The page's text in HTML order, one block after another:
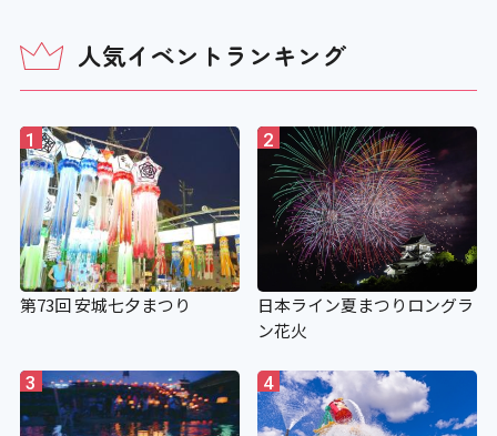
人気イベントランキング
1
第73回 安城七夕まつり
2
日本ライン夏まつりロングラ
ン花火
3 4